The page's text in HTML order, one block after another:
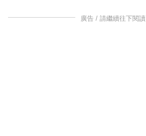
廣告 / 請繼續往下閱讀